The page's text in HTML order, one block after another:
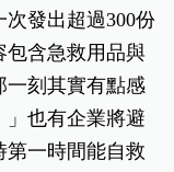
發出超過300份
包含急救用品與
一刻其實有點感
」也有企業將避
第一時間能自救